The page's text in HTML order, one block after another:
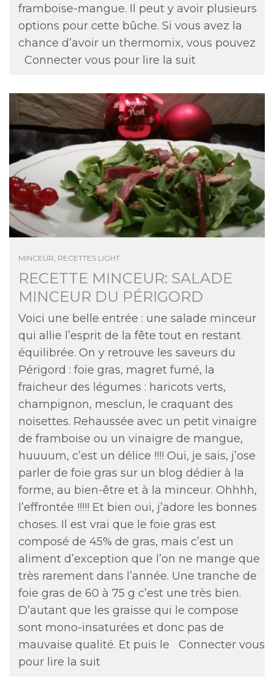
framboise-mangue. Il peut y avoir plusieurs
options pour cette bûche. Si vous avez la
chance d’avoir un thermomix, vous pouvez
Connecter vous pour lire la suit
MINCEUR, RECETTES LIGHT
RECETTE MINCEUR: SALADE
MINCEUR DU PÉRIGORD
Voici une belle entrée : une salade minceur
qui allie l’esprit de la fête tout en restant
équilibrée. On y retrouve les saveurs du
Périgord : foie gras, magret fumé, la
fraicheur des légumes : haricots verts,
champignon, mesclun, le craquant des
noisettes. Rehaussée avec un petit vinaigre
de framboise ou un vinaigre de mangue,
huuuum, c’est un délice !!!! Oui, je sais, j’ose
parler de foie gras sur un blog dédier à la
forme, au bien-être et à la minceur. Ohhhh,
l’effrontée !!!!! Et bien oui, j’adore les bonnes
choses. Il est vrai que le foie gras est
composé de 45% de gras, mais c’est un
aliment d’exception que l’on ne mange que
très rarement dans l’année. Une tranche de
foie gras de 60 à 75 g c’est une très bien.
D’autant que les graisse qui le compose
sont mono-insaturées et donc pas de
mauvaise qualité. Et puis le
Connecter vous
pour lire la suit